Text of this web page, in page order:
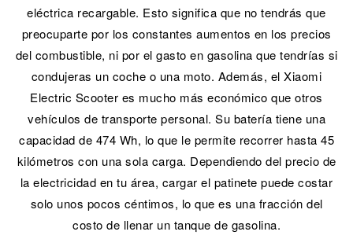
eléctrica recargable. Esto significa que no tendrás que
preocuparte por los constantes aumentos en los precios
del combustible, ni por el gasto en gasolina que tendrías si
condujeras un coche o una moto. Además, el Xiaomi
Electric Scooter es mucho más económico que otros
vehículos de transporte personal. Su batería tiene una
capacidad de 474 Wh, lo que le permite recorrer hasta 45
kilómetros con una sola carga. Dependiendo del precio de
la electricidad en tu área, cargar el patinete puede costar
solo unos pocos céntimos, lo que es una fracción del
costo de llenar un tanque de gasolina.